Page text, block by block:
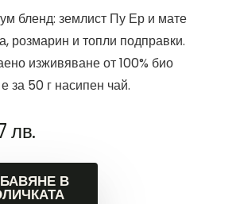
бленд: землист Пу Ер и мате
розмарин и топли подправки.
изживяване от 100% био
за 50 г насипен чай.
лв.
В